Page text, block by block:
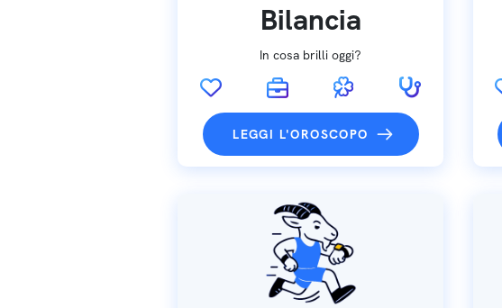
Bilancia
In cosa brilli oggi?
LEGGI L'OROSCOPO